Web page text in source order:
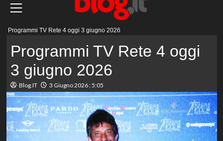
Programmi TV Rete 4 oggi 3 giugno 2026
Programmi TV Rete 4 oggi
3 giugno 2026
Blog.IT 3 Giugno 2026 : 5:05